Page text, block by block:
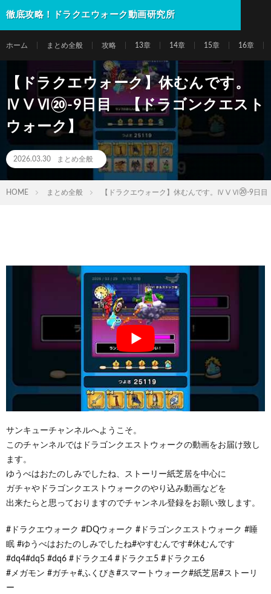
徹底攻略！ドラクエウォーク動画研究所
ホーム まとめ全般 攻略 13章 14章 15章 16章
【ドラクエウォーク】休むんです。
ⅣⅤⅥ⑳-9日目 【ドラゴンクエスト
ウォーク】
2026.03.30 まとめ全般
HOME まとめ全般 【ドラクエウォーク】休むんです。ⅣⅤⅥ⑳-9日目
サンキューチャンネルへようこそ。
このチャンネルではドラゴンクエストウォークの動画をお届け致し
ます。
ゆうべはおたのしみでしたね、ストーリー紙芝居を中心に
ガチャやドラゴンクエストウォークのやり込み動画などを
出来たらと思っておりますのでチャンネル登録をお願い致します。
#ドラクエウォーク #DQウォーク #ドラゴンクエストウォーク #睡
眠 #ゆうべはおたのしみでしたね#やすむんです#休むんです
#dq4#dq5 #dq6 #ドラクエ4 #ドラクエ5 #ドラクエ6
#メガモン #ガチャ#ふくびき#スマートウォーク#紙芝居#ストーリ
ー